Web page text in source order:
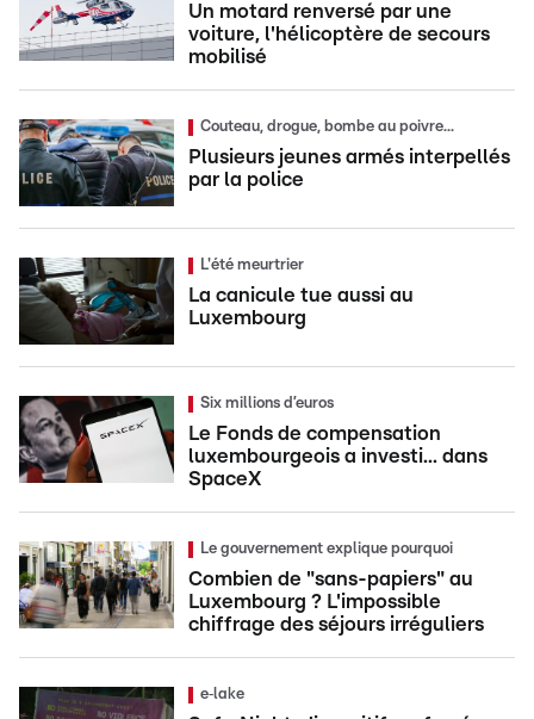
Un motard renversé par une
voiture, l'hélicoptère de secours
mobilisé
Couteau, drogue, bombe au poivre...
Plusieurs jeunes armés interpellés
par la police
L'été meurtrier
La canicule tue aussi au
Luxembourg
Six millions d’euros
Le Fonds de compensation
luxembourgeois a investi... dans
SpaceX
Le gouvernement explique pourquoi
Combien de "sans-papiers" au
Luxembourg ? L'impossible
chiffrage des séjours irréguliers
e‑lake